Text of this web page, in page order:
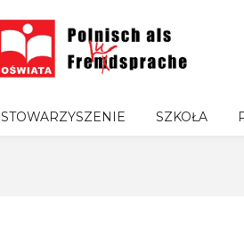
STOWARZYSZENIE SZKOŁA